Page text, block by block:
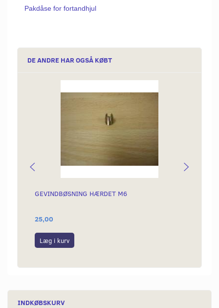
Pakdåse for fortandhjul
DE ANDRE HAR OGSÅ KØBT
GEVINDBØSNING HÆRDET M6
25,00
Læg i kurv
INDKØBSKURV